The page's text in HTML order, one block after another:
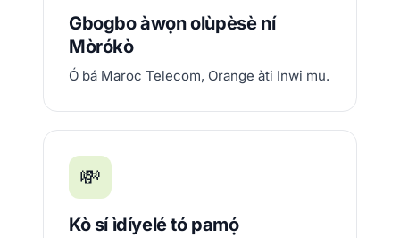
Gbogbo àwọn olùpèsè ní
Mòrókò
Ó bá Maroc Telecom, Orange àti Inwi mu.
💸
Kò sí ìdíyelé tó pamọ́